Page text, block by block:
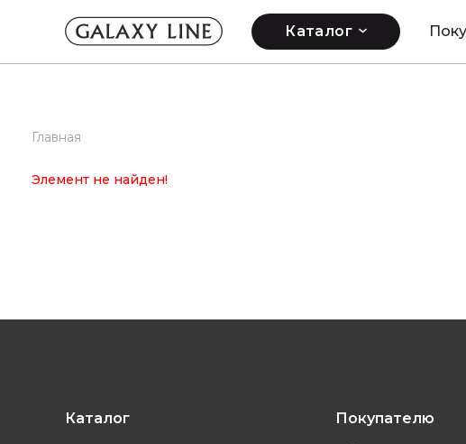
Каталог
Главная
Элемент не найден!
Каталог Покупателю